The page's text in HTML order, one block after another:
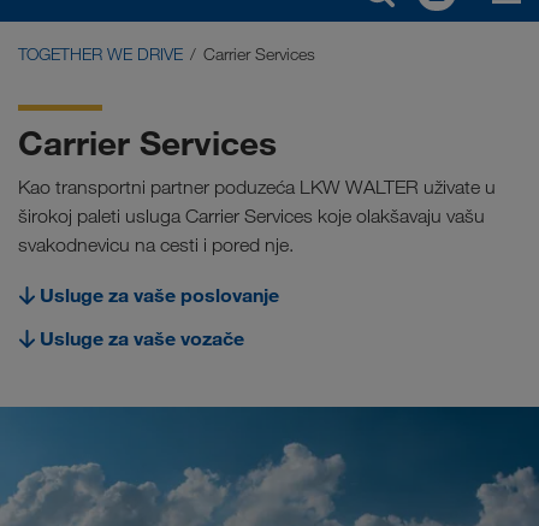
TOGETHER WE DRIVE
WE LOAD
WE GROW
WE CARE
Carrier Services
TOGETHER WE DRIVE Carrier Services
Carrier Services
Kao transportni partner poduzeća LKW WALTER uživate u
širokoj paleti usluga Carrier Services koje olakšavaju vašu
svakodnevicu na cesti i pored nje.
Usluge za vaše poslovanje
Usluge za vaše vozače